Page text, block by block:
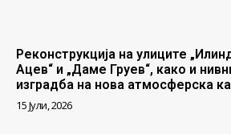
Реконструкција на улиците
Ацев“ и „Даме Груев“, како и
изградба на нова атмосферска
15 Јули, 2026